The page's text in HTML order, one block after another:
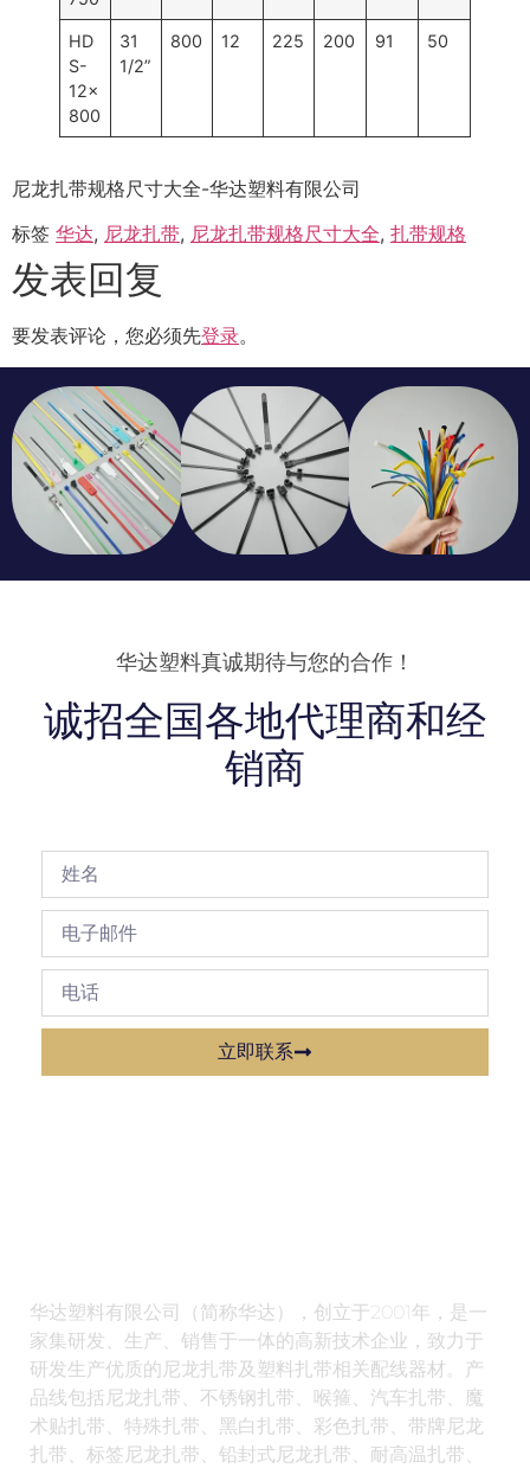
HD
S-
12×
800
31
1/2”
800 12 225 200 91 50
尼龙扎带规格尺寸大全-华达塑料有限公司
标签 华达, 尼龙扎带, 尼龙扎带规格尺寸大全, 扎带规格
发表回复
要发表评论，您必须先登录。
华达塑料真诚期待与您的合作！
诚招全国各地代理商和经
销商
立即联系
华达塑料有限公司（简称华达），创立于2001年，是一
家集研发、生产、销售于一体的高新技术企业，致力于
研发生产优质的尼龙扎带及塑料扎带相关配线器材。产
品线包括尼龙扎带、不锈钢扎带、喉箍、汽车扎带、魔
术贴扎带、特殊扎带、黑白扎带、彩色扎带、带牌尼龙
扎带、标签尼龙扎带、铅封式尼龙扎带、耐高温扎带、